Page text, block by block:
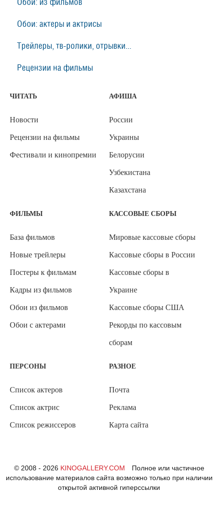
Обои: из фильмов
Обои: актеры и актрисы
Трейлеры, тв-ролики, отрывки...
Рецензии на фильмы
ЧИТАТЬ
Новости
Рецензии на фильмы
Фестивали и кинопремии
АФИША
России
Украины
Белорусии
Узбекистана
Казахстана
ФИЛЬМЫ
База фильмов
Новые трейлеры
Постеры к фильмам
Кадры из фильмов
Обои из фильмов
Обои с актерами
КАССОВЫЕ СБОРЫ
Мировые кассовые сборы
Кассовые сборы в России
Кассовые сборы в
Украине
Кассовые сборы США
Рекорды по кассовым
сборам
ПЕРСОНЫ
Список актеров
Список актрис
Список режиссеров
РАЗНОЕ
Почта
Реклама
Карта сайта
© 2008 - 2026 KINOGALLERY.COM
Полное или частичное
использование материалов сайта возможно только при наличии
открытой активной гиперссылки